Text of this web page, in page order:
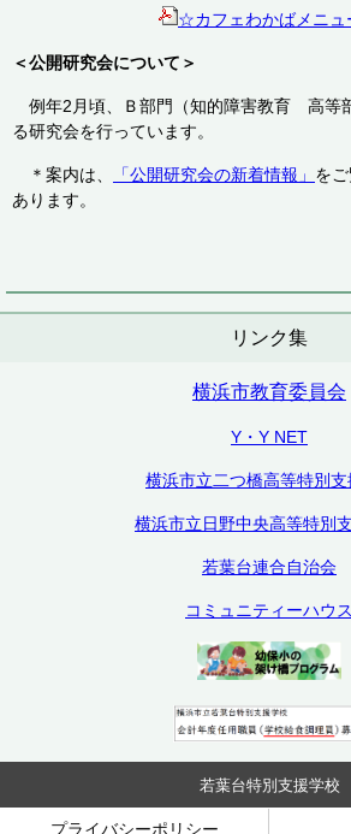
☆カフェわかばメニ
＜公開研究会について＞
例年2月頃、Ｂ部門（知的障害教育 高等
る研究会を行っています。
＊案内は、 「公開研究会の新着情報」 を
あります。
リンク集
横浜市教育委員会
Y・Y NET
横浜市立二つ橋高等特別支
横浜市立日野中央高等特別
若葉台連合自治会
コミュニティーハウス
若葉台特別支援学校
プライバシーポリシー